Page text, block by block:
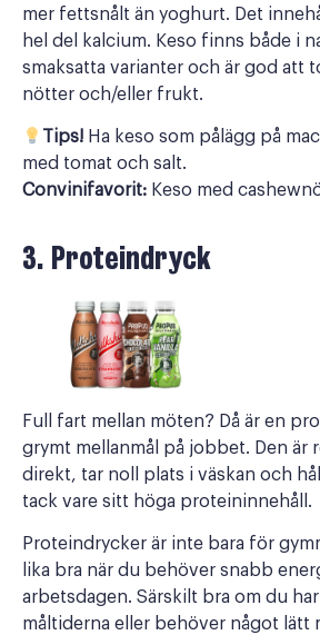
mer fettsnålt än yoghurt. Det
hel del kalcium. Keso finns både i
smaksatta varianter och är god att
nötter och/eller frukt.
Tips! Ha keso som pålägg på
med tomat och salt.
Convinifavorit: Keso med
3. Proteindryck
Full fart mellan möten? Då är en
grymt mellanmål på jobbet. Den är
direkt, tar noll plats i väskan och
tack vare sitt höga proteininnehåll.
Proteindrycker är inte bara för
lika bra när du behöver snabb
arbetsdagen. Särskilt bra om du
måltiderna eller behöver något lätt